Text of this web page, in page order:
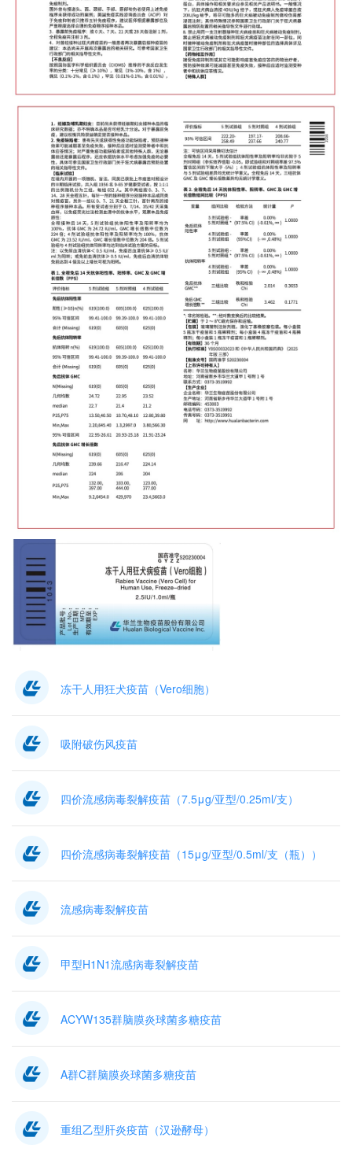
冻干人用狂犬疫苗（Vero细胞）
吸附破伤风疫苗
四价流感病毒裂解疫苗（7.5μg/亚型/0.25ml/支）
四价流感病毒裂解疫苗（15μg/亚型/0.5ml/支（瓶））
流感病毒裂解疫苗
甲型H1N1流感病毒裂解疫苗
ACYW135群脑膜炎球菌多糖疫苗
A群C群脑膜炎球菌多糖疫苗
重组乙型肝炎疫苗（汉逊酵母）